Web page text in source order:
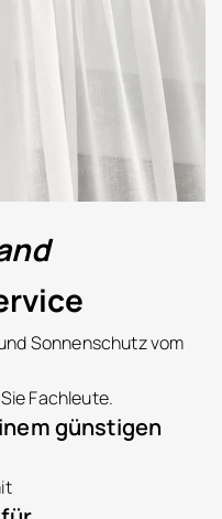
Sonnenschutz vom
Fachleute.
günstigen